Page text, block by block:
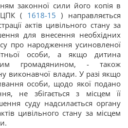
законної сили його копія в
( 1618-15 ) направляється
актів цивільного стану за
для внесення необхідних
про народження усиновленої
особи, а якщо дитина
громадянином, - також
виконавчої влади. У разі якщо
особи, щодо якої подано
не збігається з місцем її
суду надсилається органу
цивільного стану за місцем